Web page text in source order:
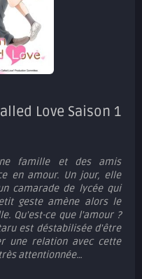
Love Saison 1
famille et des amis
en amour. Un jour, elle
camarade de lycée qui
geste amène alors le
Qu'est-ce que l'amour ?
est déstabilisée d'être
une relation avec cette
attentionnée…